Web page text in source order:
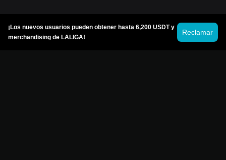
¡Los nuevos usuarios pueden obtener hasta 6,200 USDT y
merchandising de LALIGA!
Reclamar